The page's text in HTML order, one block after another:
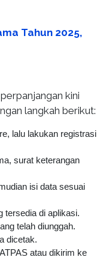
Tahun 2025,
kini
langkah berikut:
lalu lakukan registrasi
surat keterangan
isi data sesuai
tersedia di aplikasi.
telah diunggah.
dicetak.
atau dikirim ke